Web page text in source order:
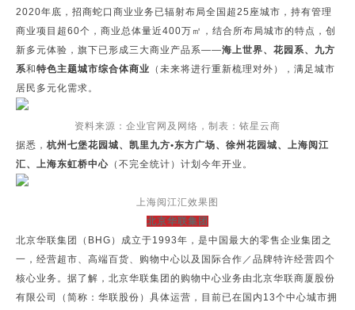
2020年底，招商蛇口商业业务已辐射布局全国超25座城市，持有管理
商业项目超60个，商业总体量近400万㎡，结合所布局城市的特点，创
新多元体验，旗下已形成三大商业产品系——海上世界、花园系、九方
系和特色主题城市综合体商业 （未来将进行重新梳理对外），满足城市
居民多元化需求。
资料来源：企业官网及网络，制表：铱星云商
据悉， 杭州七堡花园城、凯里九方•东方广场、徐州花园城、上海阅江
汇、上海东虹桥中心 （不完全统计）计划今年开业。
上海阅江汇效果图
北京华联集团
北京华联集团（BHG）成立于1993年，是中国最大的零售企业集团之
一，经营超市、高端百货、购物中心以及国际合作／品牌特许经营四个
核心业务。据了解，北京华联集团的购物中心业务由北京华联商厦股份
有限公司（简称：华联股份）具体运营，目前已在国内13个中心城市拥